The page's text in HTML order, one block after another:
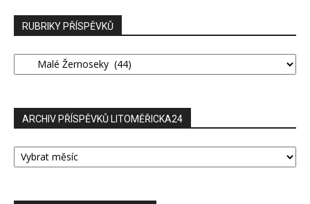
RUBRIKY PŘÍSPĚVKŮ
RUBRIKY
PŘÍSPĚVKŮ
ARCHIV PŘÍSPĚVKŮ LITOMĚŘICKA24
ARCHIV
PŘÍSPĚVKŮ